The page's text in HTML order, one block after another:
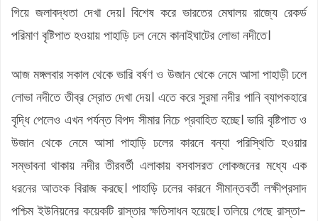
গিয়ে জলাবদ্ধতা দেখা দেয়। বিশেষ করে ভারতের মেঘালয় রাজ্যে রেকর্ড
পরিমাণ বৃষ্টিপাত হওয়ায় পাহাড়ি ঢল নেমে কানাইঘাটের লোভা নদীতে।
আজ মঙ্গলবার সকাল থেকে ভারি বর্ষণ ও উজান থেকে নেমে আসা পাহাড়ী ঢলে
লোভা নদীতে তীব্র স্রোত দেখা দেয়। এতে করে সুরমা নদীর পানি ব্যাপকহারে
বৃদ্ধি পেলেও এখন পর্যন্ত বিপদ সীমার নিচে প্রবাহিত হচ্ছে। ভারি বৃষ্টিপাত ও
উজান থেকে নেমে আসা পাহাড়ি ঢলের কারনে বন্যা পরিস্থিতি হওয়ার
সম্ভাবনা থাকায় নদীর তীরবর্তী এলাকায় বসবাসরত লোকজনের মধ্যে এক
ধরনের আতংক বিরাজ করছে। পাহাড়ি ঢলের কারনে সীমান্তবর্তী লক্ষীপ্রসাদ
পশ্চিম ইউনিয়নের কয়েকটি রাস্তার ক্ষতিসাধন হয়েছে। তলিয়ে গেছে রাস্তা-